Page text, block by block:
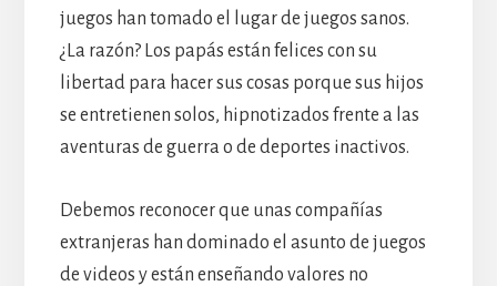
juegos han tomado el lugar de juegos sanos.
¿La razón? Los papás están felices con su
libertad para hacer sus cosas porque sus hijos
se entretienen solos, hipnotizados frente a las
aventuras de guerra o de deportes inactivos.
Debemos reconocer que unas compañías
extranjeras han dominado el asunto de juegos
de videos y están enseñando valores no